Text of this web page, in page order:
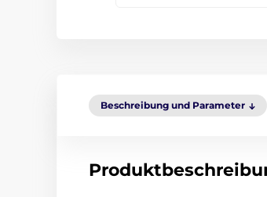
Beschreibung und Parameter